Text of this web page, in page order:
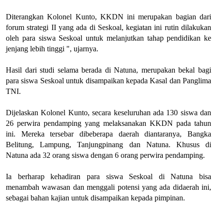
Diterangkan Kolonel Kunto, KKDN ini merupakan bagian dari
forum strategi II yang ada di Seskoal, kegiatan ini rutin dilakukan
oleh para siswa Seskoal untuk melanjutkan tahap pendidikan ke
jenjang lebih tinggi ", ujarnya.
Hasil dari studi selama berada di Natuna, merupakan bekal bagi
para siswa Seskoal untuk disampaikan kepada Kasal dan Panglima
TNI.
Dijelaskan Kolonel Kunto, secara keseluruhan ada 130 siswa dan
26 perwira pendamping yang melaksanakan KKDN pada tahun
ini. Mereka tersebar dibeberapa daerah diantaranya, Bangka
Belitung, Lampung, Tanjungpinang dan Natuna. Khusus di
Natuna ada 32 orang siswa dengan 6 orang perwira pendamping.
Ia berharap kehadiran para siswa Seskoal di Natuna bisa
menambah wawasan dan menggali potensi yang ada didaerah ini,
sebagai bahan kajian untuk disampaikan kepada pimpinan.